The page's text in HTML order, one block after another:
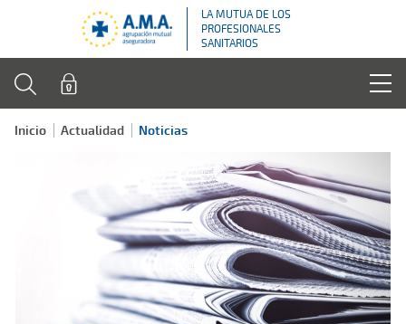
LA MUTUA DE LOS
PROFESIONALES
SANITARIOS
Inicio Actualidad Noticias